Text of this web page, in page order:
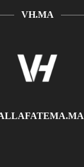
VH.MA